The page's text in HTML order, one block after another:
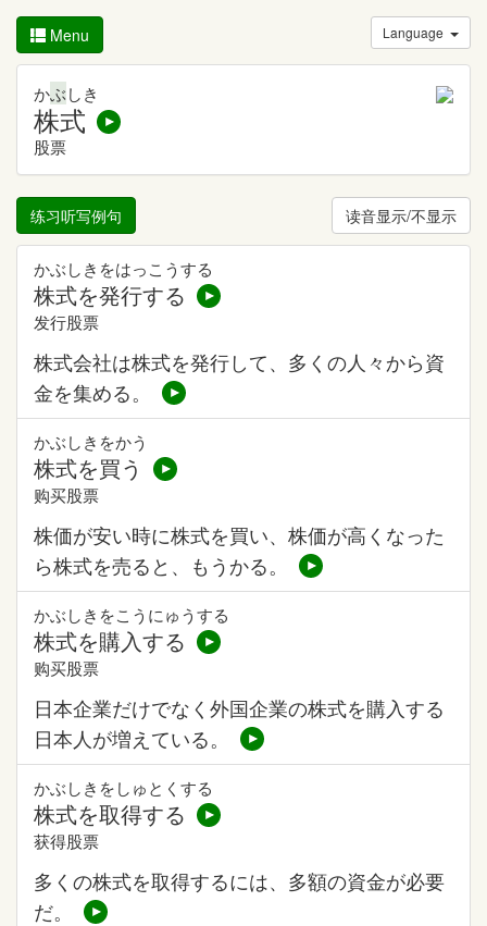
Menu Language
かぶしき
株式
股票
读音显示/不显示
练习听写例句
かぶしきをはっこうする
株式を発行する
发行股票
株式会社は株式を発行して、多くの人々から資
金を集める。
かぶしきをかう
株式を買う
购买股票
株価が安い時に株式を買い、株価が高くなった
ら株式を売ると、もうかる。
かぶしきをこうにゅうする
株式を購入する
购买股票
日本企業だけでなく外国企業の株式を購入する
日本人が増えている。
かぶしきをしゅとくする
株式を取得する
获得股票
多くの株式を取得するには、多額の資金が必要
だ。